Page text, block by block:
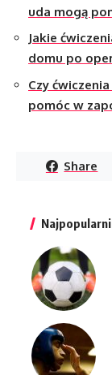
uda mogą
Jakie
domu po
Czy
pomóc w
Share